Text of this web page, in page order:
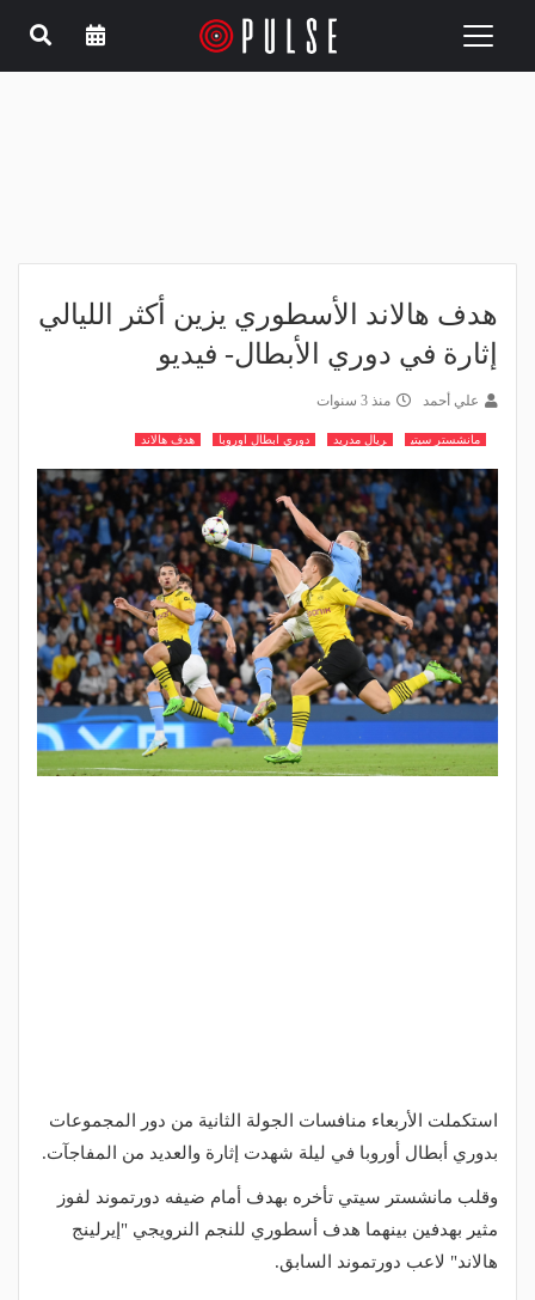
Toggle
هدف هالاند الأسطوري يزين أكثر الليالي
إثارة في دوري الأبطال- فيديو
علي أحمد منذ 3 سنوات
مانشستر سيتي ريال مدريد دوري ابطال اوروبا هدف هالاند
استكملت الأربعاء منافسات الجولة الثانية من دور المجموعات
بدوري أبطال أوروبا في ليلة شهدت إثارة والعديد من المفاجآت.
وقلب مانشستر سيتي تأخره بهدف أمام ضيفه دورتموند لفوز
مثير بهدفين بينهما هدف أسطوري للنجم النرويجي "إيرلينج
هالاند" لاعب دورتموند السابق.